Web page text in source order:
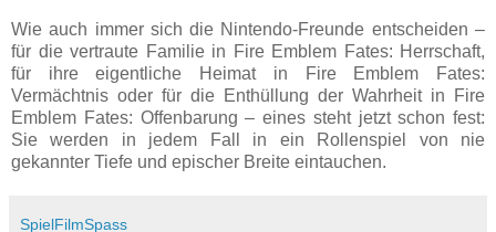
Wie auch immer sich die Nintendo-Freunde entscheiden –
für die vertraute Familie in Fire Emblem Fates: Herrschaft,
für ihre eigentliche Heimat in Fire Emblem Fates:
Vermächtnis oder für die Enthüllung der Wahrheit in Fire
Emblem Fates: Offenbarung – eines steht jetzt schon fest:
Sie werden in jedem Fall in ein Rollenspiel von nie
gekannter Tiefe und epischer Breite eintauchen.
SpielFilmSpass